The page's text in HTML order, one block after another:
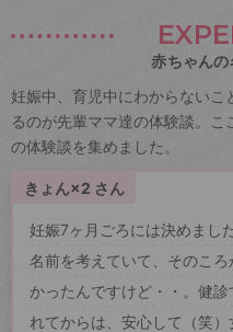
赤ちゃん
妊娠中、育児中にわからないこ
るのが先輩ママ達の体験談。
の体験談を集めました。
きょん×2 さん
妊娠7ヶ月ごろには決めまし
名前を考えていて、そのこ
かったんですけど・・。健
れてからは、安心して（笑